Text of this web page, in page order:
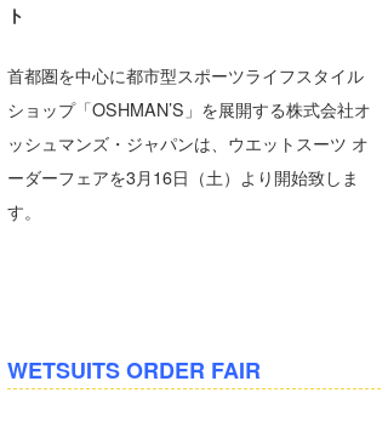
ト
首都圏を中心に都市型スポーツライフスタイル
ショップ「OSHMAN’S」を展開する株式会社オ
ッシュマンズ・ジャパンは、ウエットスーツ オ
ーダーフェアを3月16日（土）より開始致しま
す。
WETSUITS ORDER FAIR
沖縄
Naoya Kimoto
メディア